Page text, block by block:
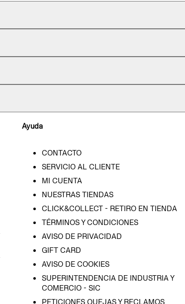
Ayuda
CONTACTO
SERVICIO AL CLIENTE
MI CUENTA
NUESTRAS TIENDAS
CLICK&COLLECT - RETIRO EN TIENDA
TÉRMINOS Y CONDICIONES
AVISO DE PRIVACIDAD
GIFT CARD
AVISO DE COOKIES
SUPERINTENDENCIA DE INDUSTRIA Y
COMERCIO - SIC
PETICIONES QUEJAS Y RECLAMOS